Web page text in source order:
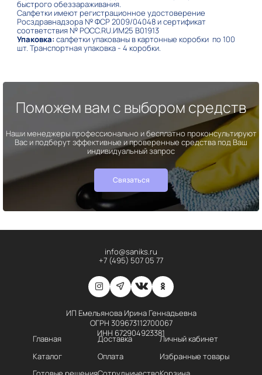
быстрого обеззараживания.
Салфетки имеют регистрационное удостоверение
Росздравнадзора № ФСР 2009/04048 и сертификат
соответствия № РОСС.RU.ИМ25 В01913
Упаковка: салфетки упакованы в картонные коробки по 100
шт. Транспортная упаковка - 4 коробки.
Поможем вам с выбором средств
Наши менеджеры профессионально и бесплатно проконсультируют
Вас и подберут эффективные и проверенные средства под Ваш
индивидуальный запрос
Связаться
info@saniks.ru
+7 (495) 507 05 77
ИП Емельянова Ирина Геннадьевна
ОГРН 309673112700067
ИНН 672904923381
Главная
Каталог
Доставка
Оплата
Личный кабинет
Избранные товары